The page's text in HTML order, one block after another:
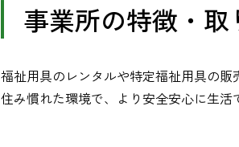
事業所の特徴・取
福祉用具のレンタルや特定福祉用具の
住み慣れた環境で、より安全安心に生